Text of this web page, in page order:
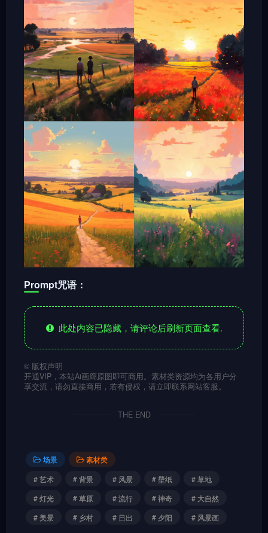
Prompt咒语：
此处内容已隐藏，请评论后刷新页面查看.
© 版权声明
开通VIP，本站Ai画廊原图即可商用。素材类资源均为各用户分
享交流，请勿直接商用，若有侵权，请立即联系网站客服。
THE END
场景
素材类
# 艺术
# 背景 # 风景 # 壁纸
# 草地
# 灯光
# 草原 # 流行 # 神奇
# 大自然
# 美景
# 乡村 # 日出 # 夕阳 # 风景画